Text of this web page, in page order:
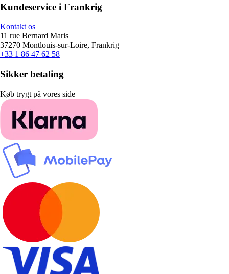
Kundeservice i Frankrig
Kontakt os
11 rue Bernard Maris
37270 Montlouis-sur-Loire, Frankrig
+33 1 86 47 62 58
Sikker betaling
Køb trygt på vores side